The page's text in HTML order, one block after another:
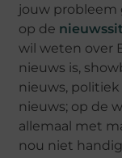
jouw probleem
op de
wil weten over
nieuws is,
nieuws,
nieuws; op de
allemaal met
nou niet